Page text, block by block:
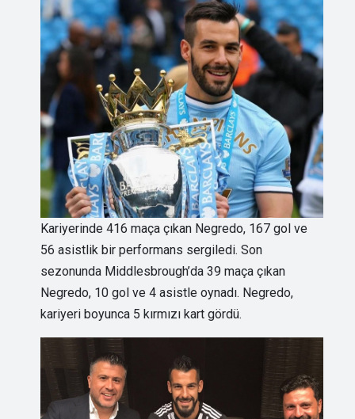
Kariyerinde 416 maça çıkan Negredo, 167 gol ve
56 asistlik bir performans sergiledi. Son
sezonunda Middlesbrough’da 39 maça çıkan
Negredo, 10 gol ve 4 asistle oynadı. Negredo,
kariyeri boyunca 5 kırmızı kart gördü.